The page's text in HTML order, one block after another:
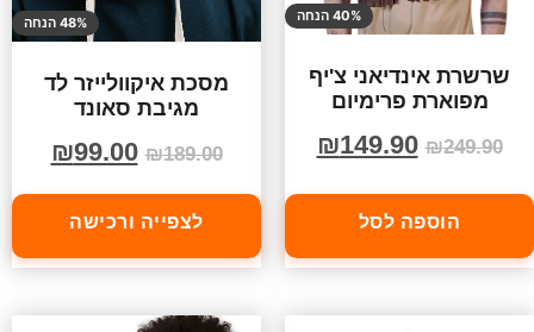
40% הנחה
שרשרת אינדיאני צ'יף
מפוארת פרימיום
₪249.90
₪149.90
הוספה לסל
48% הנחה
מסכת איקוולייזר לד
מגיבת סאונד
₪189.00
₪99.00
לצפייה ורכישה